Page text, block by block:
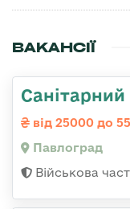
ВАКАНСІЇ
Санітарний
від 25000 до
Павлоград
Військова